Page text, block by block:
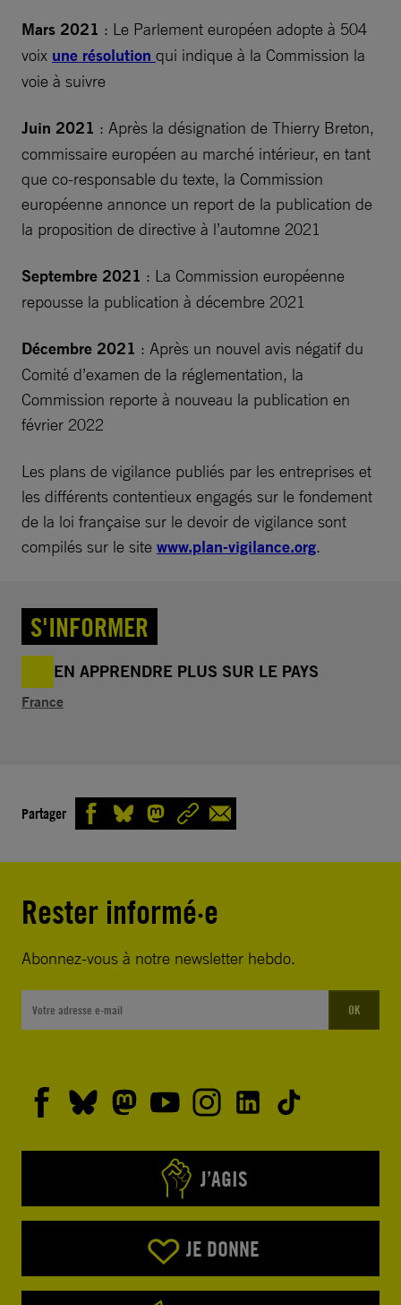
Mars 2021 : Le Parlement européen adopte à 504
voix une résolution qui indique à la Commission la
voie à suivre
Juin 2021 : Après la désignation de Thierry Breton,
commissaire européen au marché intérieur, en tant
que co-responsable du texte, la Commission
européenne annonce un report de la publication de
la proposition de directive à l’automne 2021
Septembre 2021 : La Commission européenne
repousse la publication à décembre 2021
Décembre 2021 : Après un nouvel avis négatif du
Comité d’examen de la réglementation, la
Commission reporte à nouveau la publication en
février 2022
Les plans de vigilance publiés par les entreprises et
les différents contentieux engagés sur le fondement
de la loi française sur le devoir de vigilance sont
compilés sur le site www.plan-vigilance.org.
S'INFORMER
EN APPRENDRE PLUS SUR LE PAYS
France
Partager
Rester informé·e
Abonnez-vous à notre newsletter hebdo.
OK
J’AGIS
JE DONNE